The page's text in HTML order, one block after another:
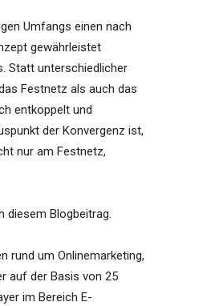
Umfangs einen nach
gewährleistet
Statt unterschiedlicher
Festnetz als auch das
entkoppelt und
der Konvergenz ist,
nur am Festnetz,
diesem Blogbeitrag.
rund um Onlinemarketing,
auf der Basis von 25
im Bereich E-